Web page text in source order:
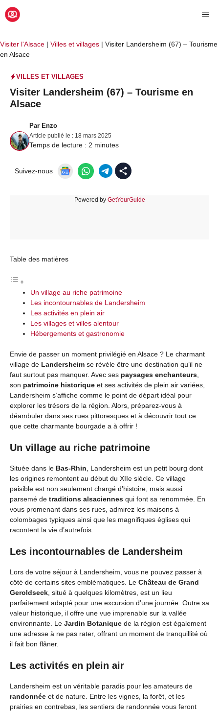
Aller
au
Visiter l'Alsace | Villes et villages | Visiter Landersheim (67) – Tourisme
en Alsace
VILLES ET VILLAGES
Visiter Landersheim (67) – Tourisme en
Alsace
Par Enzo
Article publié le : 18 mars 2025
Temps de lecture : 2 minutes
Suivez-nous
Powered by GetYourGuide
Table des matières
Un village au riche patrimoine
Les incontournables de Landersheim
Les activités en plein air
Les villages et villes alentour
Hébergements et gastronomie
Envie de passer un moment privilégié en Alsace ? Le charmant
village de Landersheim se révèle être une destination qu’il ne
faut surtout pas manquer. Avec ses paysages enchanteurs
son patrimoine historique et ses activités de plein air variées,
Landersheim s’affiche comme le point de départ idéal pour
explorer les trésors de la région. Alors, préparez-vous à
déambuler dans ses rues pittoresques et à découvrir tout ce
que cette charmante bourgade a à offrir !
Un village au riche patrimoine
Située dans le Bas-Rhin , Landersheim est un petit bourg dont
les origines remontent au début du XIIe siècle. Ce village
paisible est non seulement chargé d’histoire, mais aussi
parsemé de traditions alsaciennes qui font sa renommée. En
vous promenant dans ses rues, admirez les maisons à
colombages typiques ainsi que les magnifiques églises qui
racontent la vie d’autrefois.
Les incontournables de Landersheim
Lors de votre séjour à Landersheim, vous ne pouvez passer à
côté de certains sites emblématiques. Le Château de Grand
Geroldseck , situé à quelques kilomètres, est un lieu
parfaitement adapté pour une excursion d’une journée. Outre sa
valeur historique, il offre une vue imprenable sur la vallée
environnante. Le Jardin Botanique de la région est également
une adresse à ne pas rater, offrant un moment de tranquillité où
il fait bon flâner.
Les activités en plein air
Landersheim est un véritable paradis pour les amateurs de
randonnée et de nature. Entre les vignes, la forêt, et les
prairies en contrebas, les sentiers de randonnée vous feront